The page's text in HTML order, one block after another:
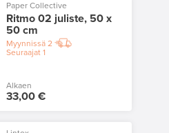
Paper Collective
Ritmo 02 juliste, 50 x
50 cm
Myynnissä2
Seuraajat1
Alkaen
33,00 €